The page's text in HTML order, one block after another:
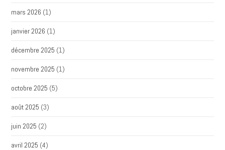
mars 2026 (1)
janvier 2026 (1)
décembre 2025 (1)
novembre 2025 (1)
octobre 2025 (5)
août 2025 (3)
juin 2025 (2)
avril 2025 (4)